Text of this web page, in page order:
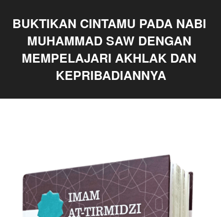
BUKTIKAN CINTAMU PADA NABI
MUHAMMAD SAW DENGAN
MEMPELAJARI AKHLAK DAN
KEPRIBADIANNYA